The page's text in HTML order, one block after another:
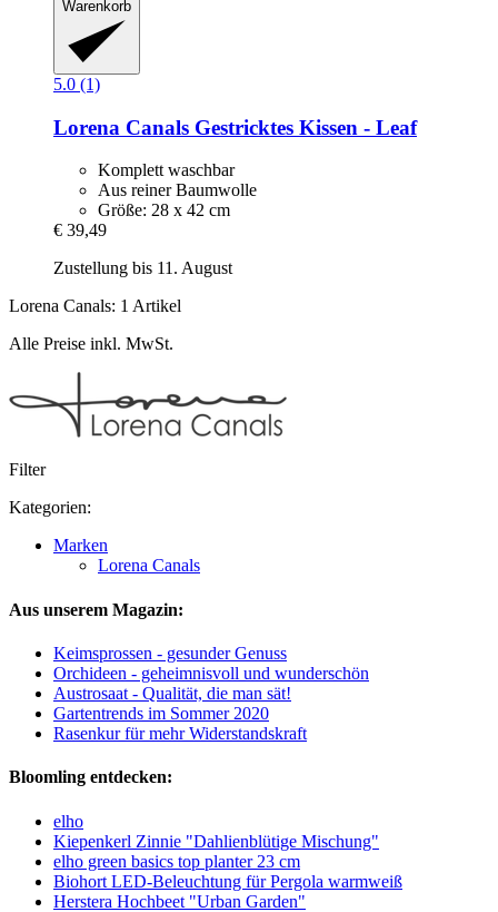
Warenkorb
5.0 (1)
Lorena Canals Gestricktes Kissen -​ Leaf
Komplett waschbar
Aus reiner Baumwolle
Größe: 28 x 42 cm
€ 39,49
Zustellung bis 11. August
Lorena Canals: 1 Artikel
Alle Preise inkl. MwSt.
Filter
Kategorien:
Marken
Lorena Canals
Aus unserem Magazin:
Keimsprossen - gesunder Genuss
Orchideen - geheimnisvoll und wunderschön
Austrosaat - Qualität, die man sät!
Gartentrends im Sommer 2020
Rasenkur für mehr Widerstandskraft
Bloomling entdecken:
elho
Kiepenkerl Zinnie "Dahlienblütige Mischung"
elho green basics top planter 23 cm
Biohort LED-Beleuchtung für Pergola warmweiß
Herstera Hochbeet "Urban Garden"